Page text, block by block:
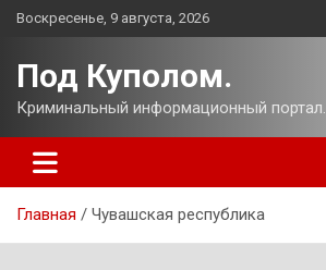
Перейти
Воскресенье, 9 августа, 2026
Под Куполом.
Криминальный информационный портал.
Главная Чувашская республика